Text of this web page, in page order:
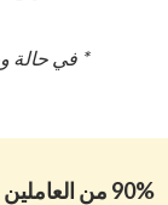
* في حالة
90% من العاملين في صناعة التغليف اطلعوا أيضاً على ما يلي